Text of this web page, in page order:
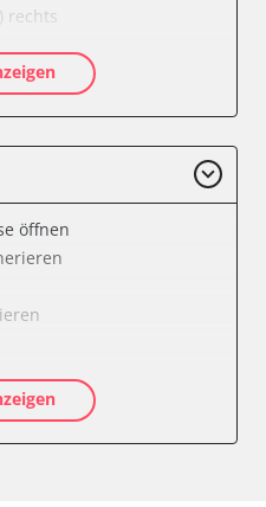
rechts
links
rechts
links
rechts
öffnen
kalibrieren